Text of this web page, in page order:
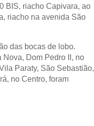
BIS, riacho Capivara, ao
riacho na avenida São
das bocas de lobo.
Dom Pedro II, no
Paraty, São Sebastião,
no Centro, foram